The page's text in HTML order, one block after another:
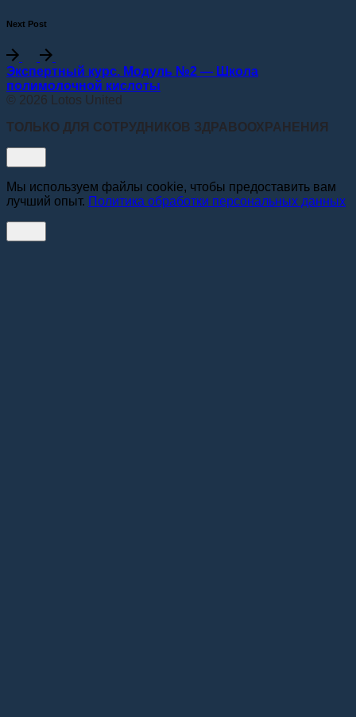
Next Post
Экспертный курс. Модуль №2 — Школа
полимолочной кислоты
© 2026 Lotos United
ТОЛЬКО ДЛЯ СОТРУДНИКОВ ЗДРАВООХРАНЕНИЯ
Мы используем файлы cookie, чтобы предоставить вам
лучший опыт. Политика обработки персональных данных